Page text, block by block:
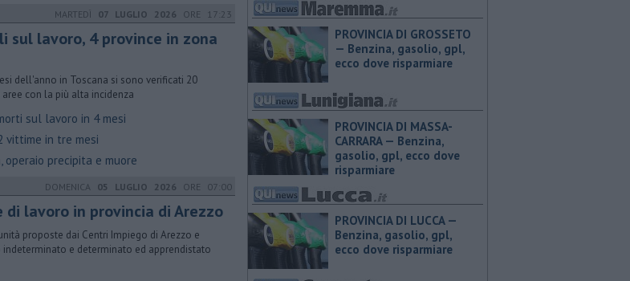
MARTEDÌ 07 LUGLIO 2026 ORE 17:23
sul lavoro, 4 province in zona
dell'anno in Toscana si sono verificati 20
con la più alta incidenza
sul lavoro in 4 mesi
vittime in tre mesi
operaio precipita e muore
DOMENICA 05 LUGLIO 2026 ORE 07:00
lavoro in provincia di Arezzo
proposte dai Centri Impiego di Arezzo e
e determinato ed apprendistato
PROVINCIA DI GROSSETO
— ​Benzina, gasolio, gpl,
ecco dove risparmiare
PROVINCIA DI MASSA-
CARRARA — ​Benzina,
gasolio, gpl, ecco dove
risparmiare
PROVINCIA DI LUCCA — ​
Benzina, gasolio, gpl,
ecco dove risparmiare